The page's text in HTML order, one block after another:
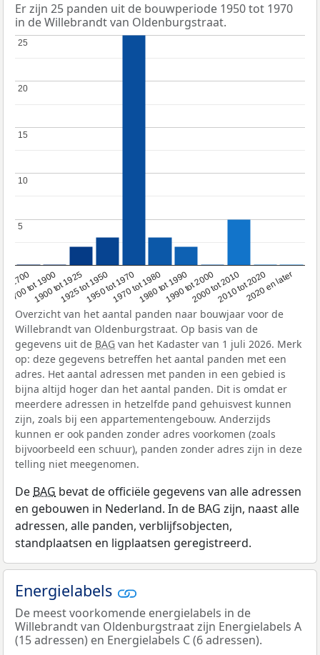
Er zijn 25 panden uit de bouwperiode 1950 tot 1970
in de Willebrandt van Oldenburgstraat.
1700
1700 tot 1900
1900 tot 19251925 tot 19501950 tot 19701970 tot 19801980 tot 19901990 tot 20002000 tot 20102010 tot 20202020 en later
5
5
10
10
15
15
20
20
25
25
Overzicht van het aantal panden naar bouwjaar voor de
Willebrandt van Oldenburgstraat. Op basis van de
gegevens uit de BAG van het Kadaster van 1 juli 2026. Merk
op: deze gegevens betreffen het aantal panden met een
adres. Het aantal adressen met panden in een gebied is
bijna altijd hoger dan het aantal panden. Dit is omdat er
meerdere adressen in hetzelfde pand gehuisvest kunnen
zijn, zoals bij een appartementengebouw. Anderzijds
kunnen er ook panden zonder adres voorkomen (zoals
bijvoorbeeld een schuur), panden zonder adres zijn in deze
telling niet meegenomen.
De BAG bevat de officiële gegevens van alle adressen
en gebouwen in Nederland. In de BAG zijn, naast alle
adressen, alle panden, verblijfsobjecten,
standplaatsen en ligplaatsen geregistreerd.
Energielabels
De meest voorkomende energielabels in de
Willebrandt van Oldenburgstraat zijn Energielabels A
(15 adressen) en Energielabels C (6 adressen).